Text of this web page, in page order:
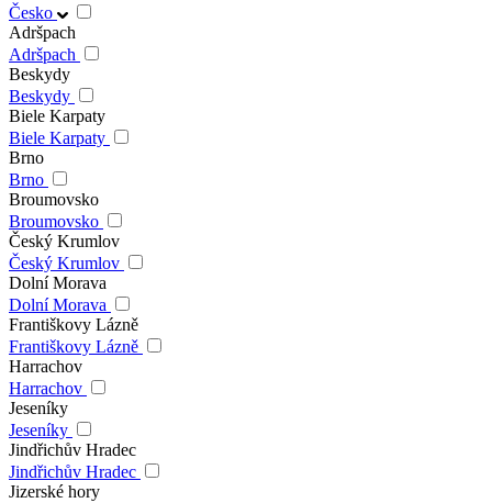
Česko
Adršpach
Adršpach
Beskydy
Beskydy
Biele Karpaty
Biele Karpaty
Brno
Brno
Broumovsko
Broumovsko
Český Krumlov
Český Krumlov
Dolní Morava
Dolní Morava
Františkovy Lázně
Františkovy Lázně
Harrachov
Harrachov
Jeseníky
Jeseníky
Jindřichův Hradec
Jindřichův Hradec
Jizerské hory